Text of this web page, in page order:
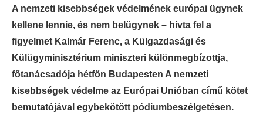
A nemzeti kisebbségek védelmének európai ügynek
kellene lennie, és nem belügynek – hívta fel a
figyelmet Kalmár Ferenc, a Külgazdasági és
Külügyminisztérium miniszteri különmegbízottja,
főtanácsadója hétfőn Budapesten A nemzeti
kisebbségek védelme az Európai Unióban című kötet
bemutatójával egybekötött pódiumbeszélgetésen.